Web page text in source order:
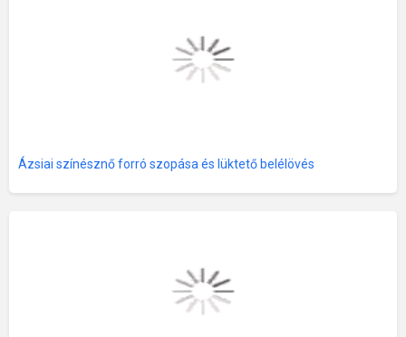
Ázsiai színésznő forró szopása és lüktető belélövés